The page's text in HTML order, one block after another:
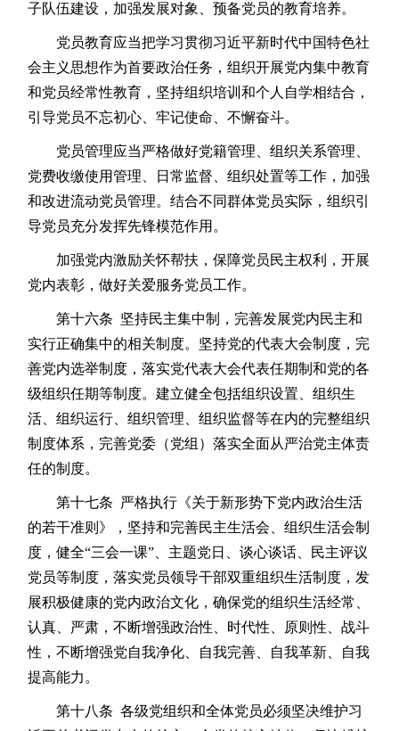
子队伍建设，加强发展对象、预备党员的教育培养。
党员教育应当把学习贯彻习近平新时代中国特色社
会主义思想作为首要政治任务，组织开展党内集中教育
和党员经常性教育，坚持组织培训和个人自学相结合，
引导党员不忘初心、牢记使命、不懈奋斗。
党员管理应当严格做好党籍管理、组织关系管理、
党费收缴使用管理、日常监督、组织处置等工作，加强
和改进流动党员管理。结合不同群体党员实际，组织引
导党员充分发挥先锋模范作用。
加强党内激励关怀帮扶，保障党员民主权利，开展
党内表彰，做好关爱服务党员工作。
第十六条 坚持民主集中制，完善发展党内民主和
实行正确集中的相关制度。坚持党的代表大会制度，完
善党内选举制度，落实党代表大会代表任期制和党的各
级组织任期等制度。建立健全包括组织设置、组织生
活、组织运行、组织管理、组织监督等在内的完整组织
制度体系，完善党委（党组）落实全面从严治党主体责
任的制度。
第十七条 严格执行《关于新形势下党内政治生活
的若干准则》，坚持和完善民主生活会、组织生活会制
度，健全“三会一课”、主题党日、谈心谈话、民主评议
党员等制度，落实党员领导干部双重组织生活制度，发
展积极健康的党内政治文化，确保党的组织生活经常、
认真、严肃，不断增强政治性、时代性、原则性、战斗
性，不断增强党自我净化、自我完善、自我革新、自我
提高能力。
第十八条 各级党组织和全体党员必须坚决维护习